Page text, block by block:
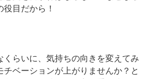
目だから！
くらいに、気持ちの向きを変えてみ
チベーションが上がりませんか？と